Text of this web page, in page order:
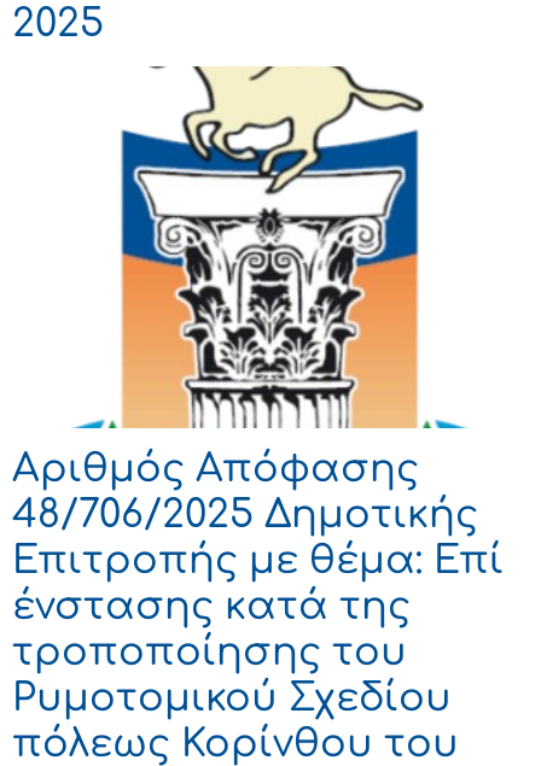
2025
Αριθμός Απόφασης
48/706/2025 Δημοτικής
Επιτροπής με θέμα: Επί
ένστασης κατά της
τροποποίησης του
Ρυμοτομικού Σχεδίου
πόλεως Κορίνθου του